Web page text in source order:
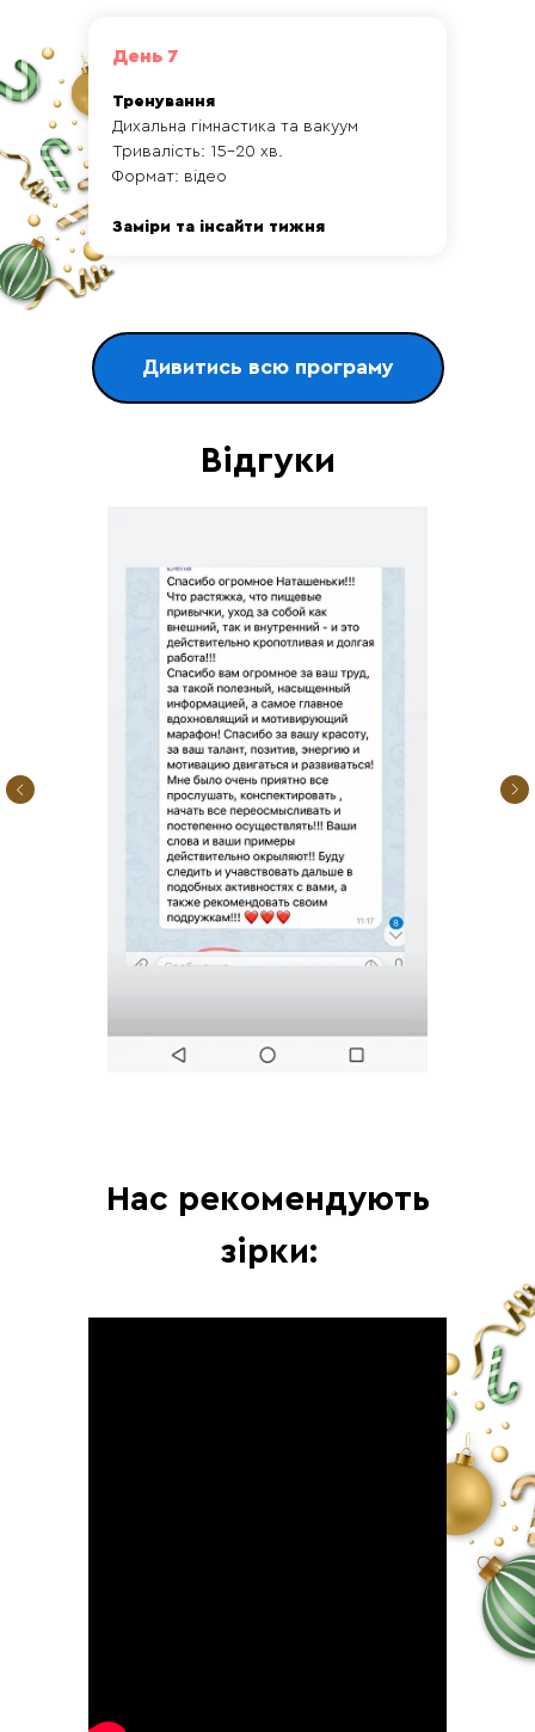
День 7
Тренування
Дихальна гімнастика та вакуум
Тривалість: 15-20 хв.
Формат: відео
Заміри та інсайти тижня
Тиждень 2
тренування плечей, біцепса, трицепса
Тривалість: 15-20 хв.
Формат: Відео
Харчування
Тема: ТОП-10 продуктів на кухні, що
купувати в магазині/на ринку та як
вибирати продукти
Тривалість: 5-7 хв.
Формат: Аудіо
День 9
Тренування
Тривалість: 45 хв.
Дивитись всю програму
Відгуки
Нас рекомендують
зірки: